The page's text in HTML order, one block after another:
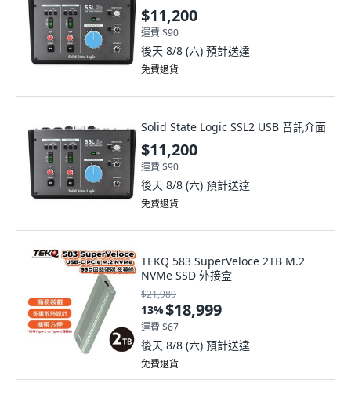
$11,200
運費 $90
後天 8/8 (六) 預計送達
免費退貨
Solid State Logic SSL2 USB 音訊介面
$11,200
運費 $90
後天 8/8 (六) 預計送達
免費退貨
TEKQ 583 SuperVeloce 2TB M.2
NVMe SSD 外接盒
$21,989
13%$18,999
運費 $67
後天 8/8 (六) 預計送達
免費退貨